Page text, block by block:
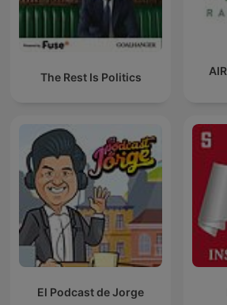
The Rest Is Politics
El Podcast de Jorge